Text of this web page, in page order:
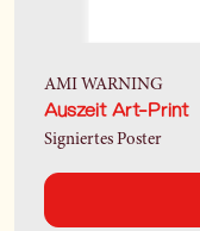
AMI WARNING
Auszeit Art-Print
Signiertes Poster